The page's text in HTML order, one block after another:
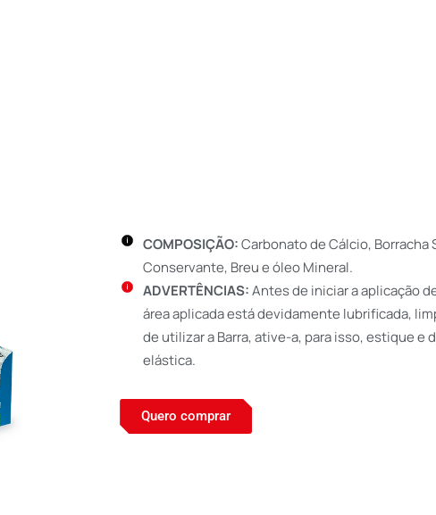
COMPOSIÇÃO:Carbonato de Cálcio,
Conservante, Breu e óleo Mineral.
ADVERTÊNCIAS:Antes de iniciar a aplicação
área aplicada está devidamente lubrificada,
de utilizar a Barra, ative-a, para isso, estique e
elástica.
Quero comprar